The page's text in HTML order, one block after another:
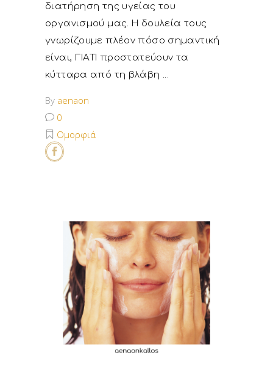
διατήρηση της υγείας του
οργανισμού μας. Η δουλεία τους
γνωρίζουμε πλέον πόσο σημαντική
είναι, ΓΙΑΤΙ προστατεύουν τα
κύτταρα από τη βλάβη
By aenaon
0
Ομορφιά